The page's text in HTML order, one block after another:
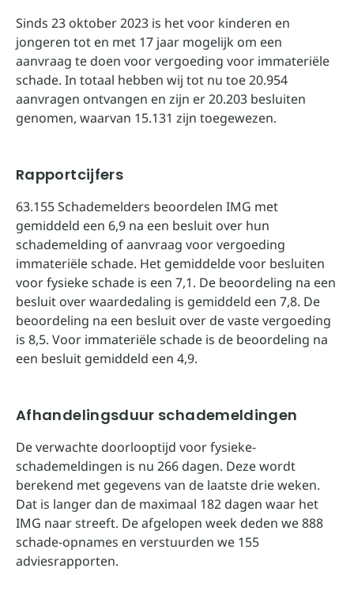
Sinds 23 oktober 2023 is het voor kinderen en
jongeren tot en met 17 jaar mogelijk om een
aanvraag te doen voor vergoeding voor immateriële
schade. In totaal hebben wij tot nu toe 20.954
aanvragen ontvangen en zijn er 20.203 besluiten
genomen, waarvan 15.131 zijn toegewezen.
Rapportcijfers
63.155 Schademelders beoordelen IMG met
gemiddeld een 6,9 na een besluit over hun
schademelding of aanvraag voor vergoeding
immateriële schade. Het gemiddelde voor besluiten
voor fysieke schade is een 7,1. De beoordeling na een
besluit over waardedaling is gemiddeld een 7,8. De
beoordeling na een besluit over de vaste vergoeding
is 8,5. Voor immateriële schade is de beoordeling na
een besluit gemiddeld een 4,9.
Afhandelingsduur schademeldingen
De verwachte doorlooptijd voor fysieke-
schademeldingen is nu 266 dagen. Deze wordt
berekend met gegevens van de laatste drie weken.
Dat is langer dan de maximaal 182 dagen waar het
IMG naar streeft. De afgelopen week deden we 888
schade-opnames en verstuurden we 155
adviesrapporten.